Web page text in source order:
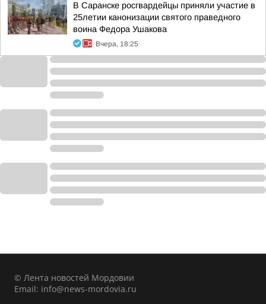
В Саранске росгвардейцы приняли участие в
25летии канонизации святого праведного
воина Федора Ушакова
Вчера, 18:25
© Лента новостей Мордовии
Email: info@news-mordovia.ru